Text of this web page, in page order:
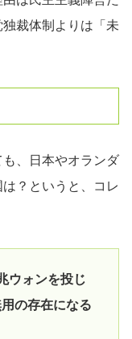
裁体制よりは「未
、日本やオランダ
？というと、コレ
ウォンを投じ
の存在になる